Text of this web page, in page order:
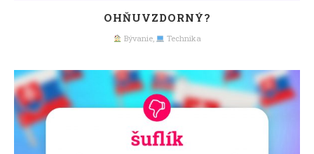
OHŇUVZDORNÝ?
Bývanie, Technika